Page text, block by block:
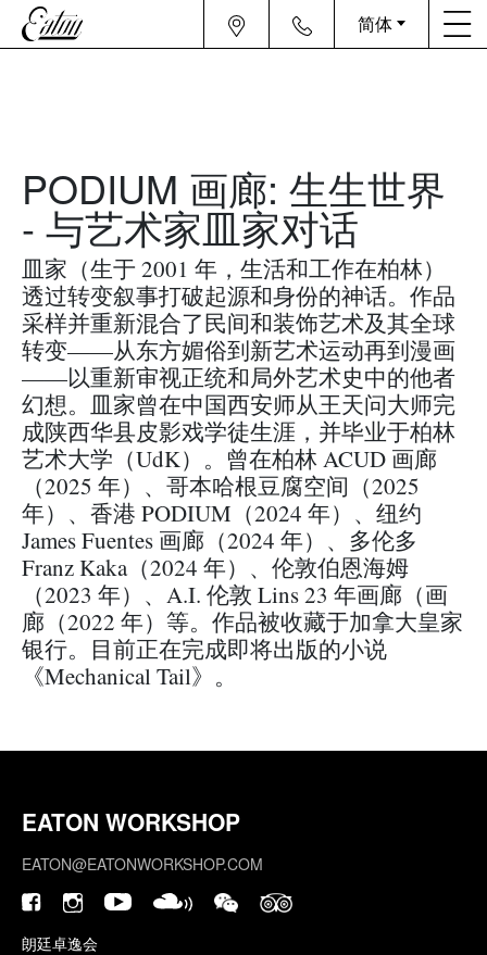
简体
PODIUM 画廊: 生生世界
- 与艺术家皿家对话
皿家（生于 2001 年，生活和工作在柏林）
透过转变叙事打破起源和身份的神话。作品
采样并重新混合了民间和装饰艺术及其全球
转变——从东方媚俗到新艺术运动再到漫画
——以重新审视正统和局外艺术史中的他者
幻想。皿家曾在中国西安师从王天问大师完
成陕西华县皮影戏学徒生涯，并毕业于柏林
艺术大学（UdK）。曾在柏林 ACUD 画廊
（2025 年）、哥本哈根豆腐空间（2025
年）、香港 PODIUM（2024 年）、纽约
James Fuentes 画廊（2024 年）、多伦多
Franz Kaka（2024 年）、伦敦伯恩海姆
（2023 年）、A.I. 伦敦 Lins 23 年画廊（画
廊（2022 年）等。作品被收藏于加拿大皇家
银行。目前正在完成即将出版的小说
《Mechanical Tail》。
EATON WORKSHOP
EATON@EATONWORKSHOP.COM
朗廷卓逸会